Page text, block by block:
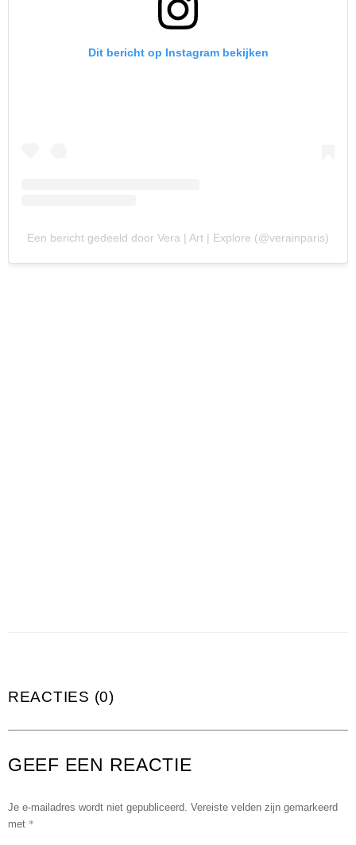
Dit bericht op Instagram bekijken
Een bericht gedeeld door Vera | Art | Explore (@verainparis)
REACTIES (0)
GEEF EEN REACTIE
Je e-mailadres wordt niet gepubliceerd. Vereiste velden zijn gemarkeerd
met *